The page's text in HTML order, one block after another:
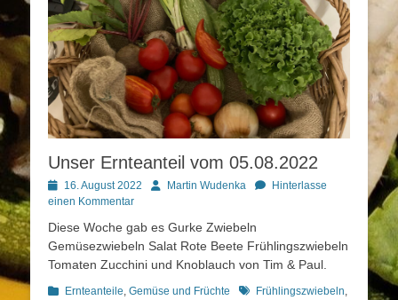
Unser Ernteanteil vom 05.08.2022
Posted
on
16. August 2022 AutorMartin Wudenka
Hinterlasse
einen Kommentar
Diese Woche gab es Gurke Zwiebeln
Gemüsezwiebeln Salat Rote Beete Frühlingszwiebeln
Tomaten Zucchini und Knoblauch von Tim & Paul.
Kategorien
Ernteanteile, Gemüse und Früchte Schlagworte
Frühlingszwiebeln,